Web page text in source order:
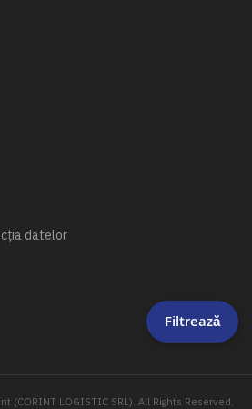
datelor
(CORINT LOGISTIC SRL). All Rights Reserved.
Filtrează